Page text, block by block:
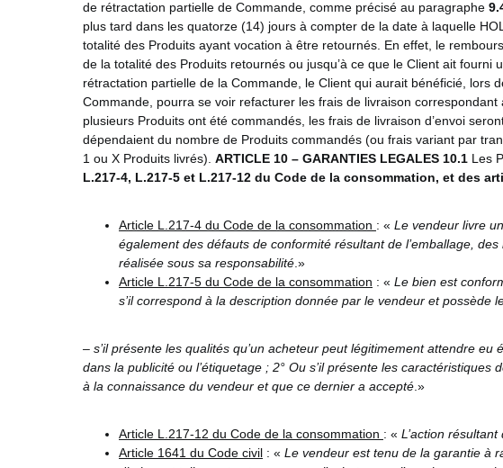
de rétractation partielle de Commande, comme précisé au paragraphe
plus tard dans les quatorze (14) jours à compter de la date à laquelle
totalité des Produits ayant vocation à être retournés. En effet, le
de la totalité des Produits retournés ou jusqu’à ce que le Client ait
rétractation partielle de la Commande, le Client qui aurait bénéficié, lors
Commande, pourra se voir refacturer les frais de livraison
plusieurs Produits ont été commandés, les frais de livraison d’envoi
dépendaient du nombre de Produits commandés (ou frais variant par
1 ou X Produits livrés). ARTICLE 10 – GARANTIES LEGALES 10.1 Les
L.217-4, L.217-5 et L.217-12 du Code de la consommation, et des
Article L.217-4 du Code de la consommation : « Le vendeur livre
également des défauts de conformité résultant de l’emballage,
réalisée sous sa responsabilité .»
Article L.217-5 du Code de la consommation : « Le bien est
s’il correspond à la description donnée par le vendeur et possède
– s’il présente les qualités qu’un acheteur peut légitimement attendre
dans la publicité ou l’étiquetage ; 2° Ou s’il présente les caractéristiques
à la connaissance du vendeur et que ce dernier a accepté .»
Article L.217-12 du Code de la consommation : « L’action
Article 1641 du Code civil : « Le vendeur est tenu de la garantie à